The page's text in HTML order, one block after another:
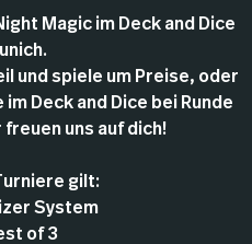
Magic im Deck and Dice
und spiele um Preise, oder
Deck and Dice bei Runde
freuen uns auf dich!
gilt:
System
of 3